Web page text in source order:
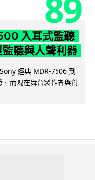
入耳式監聽
聽與人聲利器
經典 MDR-7506 到
而現在舞台製作者與創